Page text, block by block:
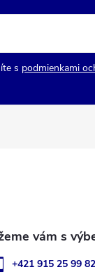
s podmienkami
+421 915 25 99 82